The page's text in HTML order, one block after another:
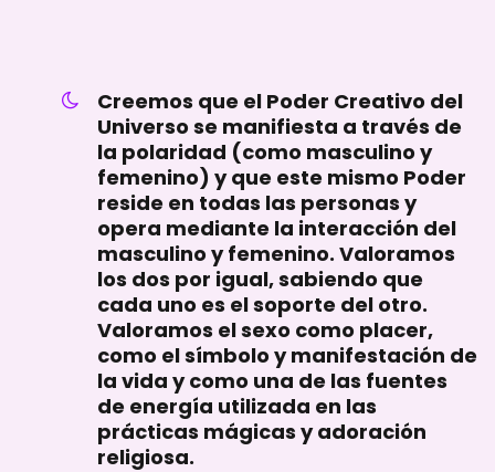
Creemos que el Poder Creativo del
Universo se manifiesta a través de
la polaridad (como masculino y
femenino) y que este mismo Poder
reside en todas las personas y
opera mediante la interacción del
masculino y femenino. Valoramos
los dos por igual, sabiendo que
cada uno es el soporte del otro.
Valoramos el sexo como placer,
como el símbolo y manifestación de
la vida y como una de las fuentes
de energía utilizada en las
prácticas mágicas y adoración
religiosa.